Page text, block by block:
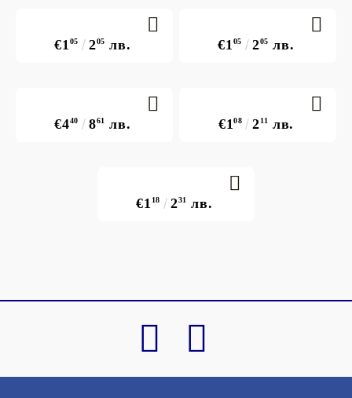
€105 205 лв. €105 205 лв.
€440 861 лв. €108 211 лв.
€1 18 231 лв.